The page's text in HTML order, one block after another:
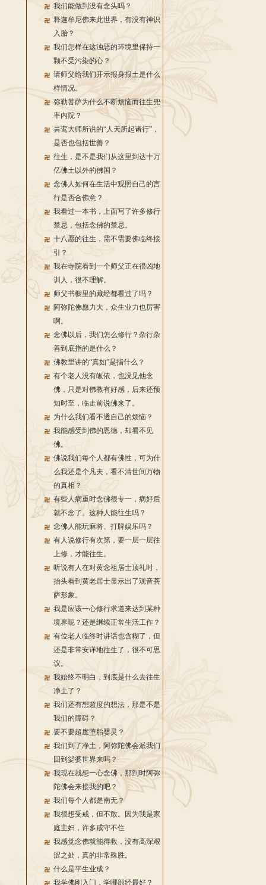
我们能做到没有念头吗？
释迦牟尼佛来此世界，有没有神识
入胎？
我们怎样在这浊恶的环境里保持一
颗不受污染的心？
请师父给我们开示报身报土是什么
样情况。
弥勒菩萨为什么不断烦恼而往生兜
率内院？
昙鸾大师所说的“人天所起诸行”，
是否也包括世善？
往生，是不是我们从这里到达十万
亿佛土以外的佛国？
念佛人如何在生活中观照自己的言
行是否合佛意？
我看过一本书，上面写了许多修行
禁忌，包括念佛的禁忌。
十八愿的往生，需不需要佛临终接
引？
我在寺院看到一个师父正在很凶地
训人，很不理解。
师父书橱里的藏经都看过了吗？
阿弥陀佛愿力大，众生业力也厉害
啊。
念佛以后，我们怎么修行？杂行杂
善到底指的是什么？
佛教里讲的“真如”是指什么？
有个老人没有皈依，也没见他念
佛，只是对佛教有好感，后来还预
知时至，临走前说佛来了。
为什么我们看不透自己的烦恼？
我能感受到佛的恩德，却看不见
佛。
佛说我们每个人都有佛性，可为什
么我还是个凡夫，看不清世间万物
的真相？
有些人病重时念佛很专一，病好后
就不念了。这种人能往生吗？
念佛人能玩麻将、打牌娱乐吗？
有人说修行有次第，要一层一层往
上修，才能往生。
听说有人在对黄念祖居士顶礼时，
抬头看到黄老居士显示出了观音菩
萨形象。
我是应该一心修行求道来达到某种
境界呢？还是继续正常生活工作？
有位老人临终时讲话也含糊了，但
还是非常安详地往生了，很不可思
议。
我始终不明白，到底是什么去往生
净土了？
我们还有想超度的想法，那是不是
我们的障碍？
要不要超度堕胎婴灵？
我们到了净土，阿弥陀佛会派我们
回到娑婆世界来吗？
我现在就想一心念佛，那到时阿弥
陀佛会来接我的吧？
我们每个人都是南无？
我很想受戒，但不敢。因为我是家
庭主妇，许多戒守不住
我感觉念佛就能得救，没有高深艰
涩之处，真的非常殊胜。
什么是平生业成？
我学佛刚入门，学哪部经最好？